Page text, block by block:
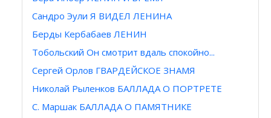
Сандро Эули Я ВИДЕЛ ЛЕНИНА
Берды Кербабаев ЛЕНИН
Тобольский Он смотрит вдаль спокойно...
Сергей Орлов ГВАРДЕЙСКОЕ ЗНАМЯ
Николай Рыленков БАЛЛАДА О ПОРТРЕТЕ
С. Maршак БАЛЛАДА О ПАМЯТНИКЕ